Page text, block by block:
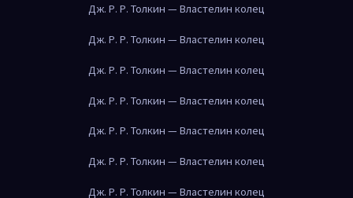
Дж. Р. Р. Толкин — Властелин колец
Дж. Р. Р. Толкин — Властелин колец
Дж. Р. Р. Толкин — Властелин колец
Дж. Р. Р. Толкин — Властелин колец
Дж. Р. Р. Толкин — Властелин колец
Дж. Р. Р. Толкин — Властелин колец
Дж. Р. Р. Толкин — Властелин колец